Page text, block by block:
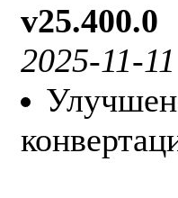
v25.400.0
2025-11-11